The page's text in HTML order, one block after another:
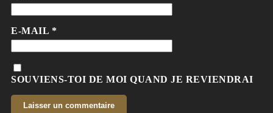
E-MAIL *
SOUVIENS-TOI DE MOI QUAND JE REVIENDRAI